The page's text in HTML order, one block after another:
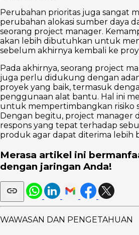
Perubahan prioritas juga sangat
perubahan alokasi sumber daya
seorang project manager.
akan lebih dibutuhkan untuk
sebelum akhirnya kembali ke
Pada akhirnya, seorang project
juga perlu didukung dengan
proyek yang baik, termasuk
penggunaan alat bantu. Hal ini
untuk mempertimbangkan risiko
Dengan begitu, project manager
respons yang tepat terhadap
produk agar dapat diterima lebih
Merasa artikel ini
dengan jaringan Anda!
WAWASAN DAN PENGETAHUAN